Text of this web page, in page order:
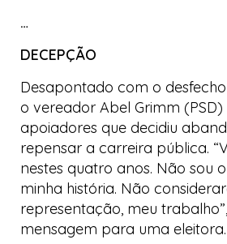
…
DECEPÇÃO
Desapontado com o
o vereador Abel Grimm
apoiadores que decidiu
repensar a carreira pública.
nestes quatro anos. Não sou
minha história. Não
representação, meu
mensagem para uma eleitora.